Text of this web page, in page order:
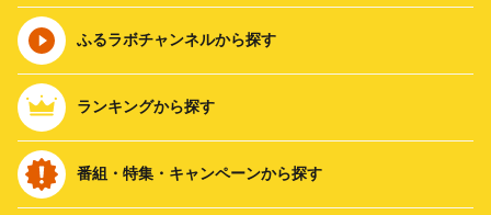
ふるラボチャンネルから探す
ランキングから探す
番組・特集・キャンペーンから探す